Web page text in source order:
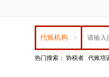
代账机构
热门搜索： 协税者 代账培